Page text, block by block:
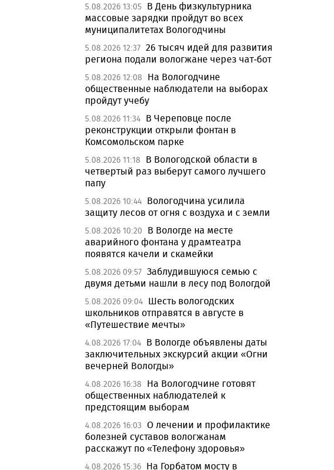
5.08.2026 13:05 В День физкультурника
массовые зарядки пройдут во всех
муниципалитетах Вологодчины
5.08.2026 12:37 26 тысяч идей для развития
региона подали вологжане через чат-бот
5.08.2026 12:08
На Вологодчине
общественные наблюдатели на выборах
пройдут учебу
5.08.2026 11:34 В Череповце после
реконструкции открыли фонтан в
Комсомольском парке
5.08.2026 11:18
В Вологодской области в
четвертый раз выберут самого лучшего
папу
5.08.2026 10:44 Вологодчина усилила
защиту лесов от огня с воздуха и с земли
5.08.2026 10:20
В Вологде на месте
аварийного фонтана у драмтеатра
появятся качели и скамейки
5.08.2026 09:57 Заблудившуюся семью с
двумя детьми нашли в лесу под Вологдой
5.08.2026 09:04 Шесть вологодских
школьников отправятся в августе в
«Путешествие мечты»
4.08.2026 17:04 В Вологде объявлены даты
заключительных экскурсий акции «Огни
вечерней Вологды»
4.08.2026 16:38
На Вологодчине готовят
общественных наблюдателей к
предстоящим выборам
4.08.2026 16:03 О лечении и профилактике
болезней суставов вологжанам
расскажут по «Телефону здоровья»
4.08.2026 15:36 На Горбатом мосту в